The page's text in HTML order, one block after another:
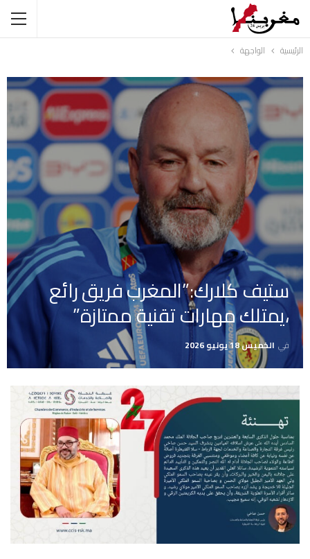
الرئيسية الواجهة
ستيف كلارك:”المغرب فريق رائع
،يمتلك مهارات تقنية ممتازة”
في الخميس 18 يونيو 2026